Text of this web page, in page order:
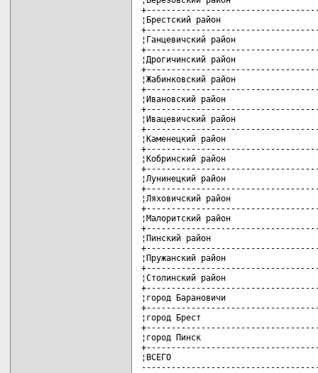
¦Брестский район
¦Ганцевичский район
¦Дрогичинский район
¦Жабинковский район
¦Ивановский район
¦Ивацевичский район
¦Каменецкий район
¦Кобринский район
¦Лунинецкий район
¦Ляховичский район
¦Малоритский район
¦Пинский район
¦Пружанский район
¦Столинский район
¦город Барановичи
¦город Брест
¦город Пинск
¦ВСЕГО